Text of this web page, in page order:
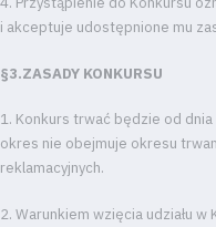
i akceptuje udostępnione mu
§3.ZASADY KONKURSU
1. Konkurs trwać będzie od
okres nie obejmuje okresu
reklamacyjnych.
2. Warunkiem wzięcia udziału